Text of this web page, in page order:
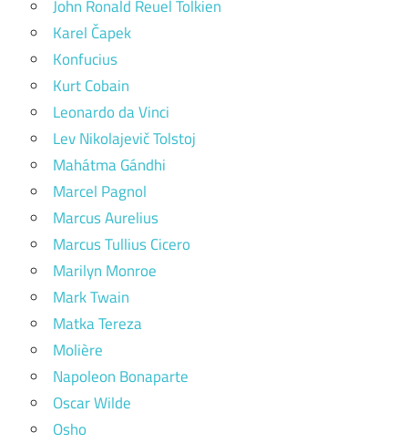
John Ronald Reuel Tolkien
Karel Čapek
Konfucius
Kurt Cobain
Leonardo da Vinci
Lev Nikolajevič Tolstoj
Mahátma Gándhi
Marcel Pagnol
Marcus Aurelius
Marcus Tullius Cicero
Marilyn Monroe
Mark Twain
Matka Tereza
Molière
Napoleon Bonaparte
Oscar Wilde
Osho